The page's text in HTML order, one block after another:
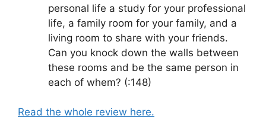
personal life a study for your professional
life, a family room for your family, and a
living room to share with your friends.
Can you knock down the walls between
these rooms and be the same person in
each of whem? (:148)
Read the whole review here.